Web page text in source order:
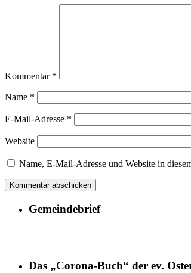
Kommentar *
Name *
E-Mail-Adresse *
Website
Name, E-Mail-Adresse und Website in
Gemeindebrief
Das „Corona-Buch“ der ev.